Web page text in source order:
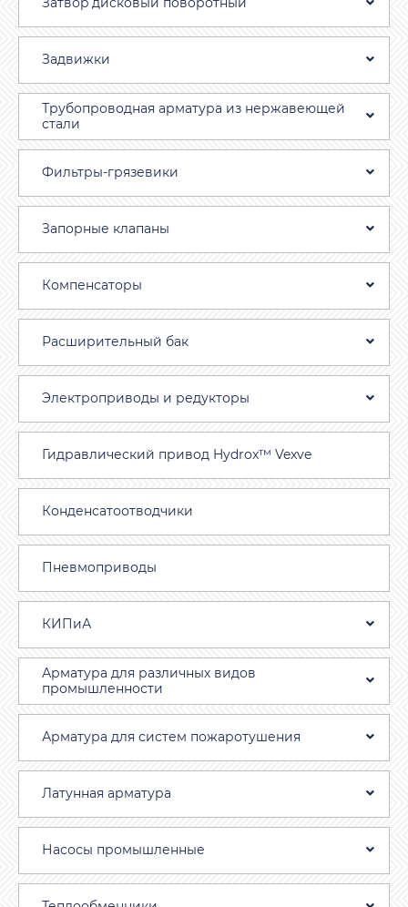
Задвижки
Трубопроводная aрматура из нержавеющей
стали
Фильтры-грязевики
Запорные клапаны
Компенсаторы
Расширительный бак
Электроприводы и редукторы
Гидравлический привод Hydrox™ Vexve
Конденсатоотводчики
Пневмоприводы
КИПиА
Арматура для различных видов
промышленности
Арматура для систем пожаротушения
Латунная арматура
Насосы промышленные